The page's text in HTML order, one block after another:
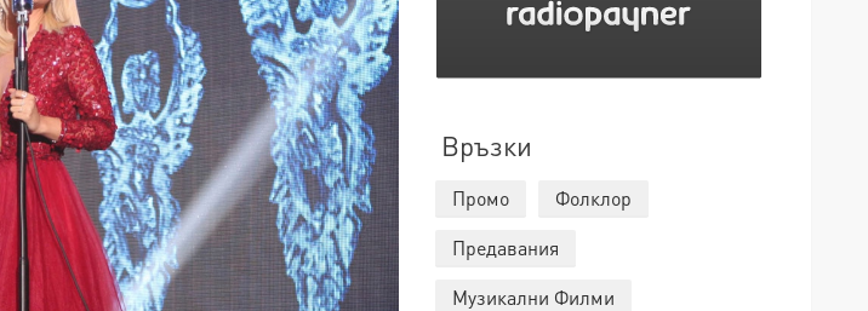
Връзки
Промо
Фолклор
Предавания
Музикални Филми